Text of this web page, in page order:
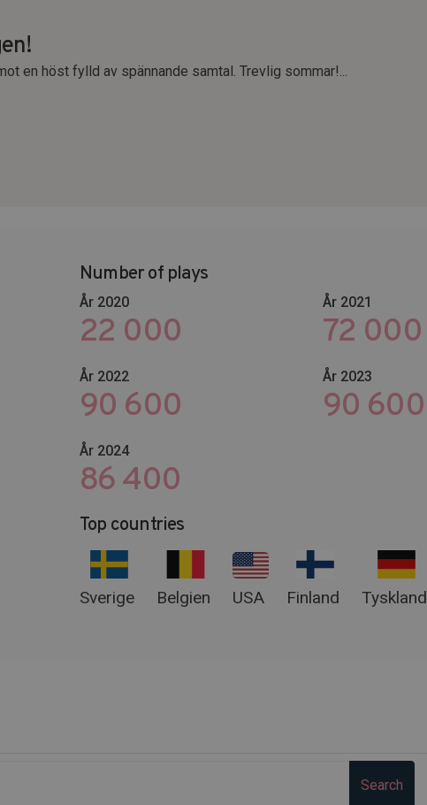
en höst fylld av spännande samtal. Trevlig sommar!...
Number of plays
År 2020
22 000
År 2021
72 000
År 2022
102 653
År 2023
118 800
År 2024
114 600
Top countries
Sverige Belgien USA Finland Tyskland
Search